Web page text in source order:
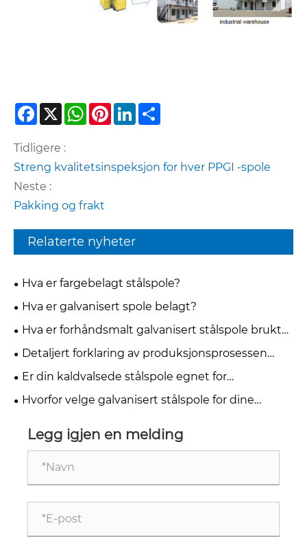
Facebook
X WhatsApp
PinterestLinkedIn
Tidligere :
Streng kvalitetsinspeksjon for hver PPGI -spole
Neste :
Pakking og frakt
Relaterte nyheter
Hva er fargebelagt stålspole?
Hva er galvanisert spole belagt?
Hva er forhåndsmalt galvanisert stålspole brukt
til?
Detaljert forklaring av produksjonsprosessen
med fargebelagt stålspole
Er din kaldvalsede stålspole egnet for
dyptrekking eller enkle bøyeapplikasjoner?
Hvorfor velge galvanisert stålspole for dine
Legg igjen en melding